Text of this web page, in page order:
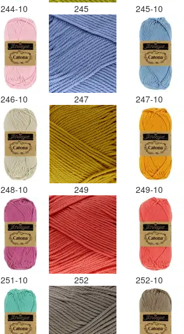
244-10 245 245-10
246-10 247 247-10
248-10 249 249-10
251-10 252 252-10